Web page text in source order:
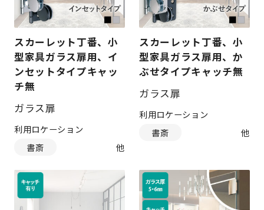
スカーレット丁番、小
型家具ガラス扉用、イ
ンセットタイプキャッ
チ無
ガラス扉
利用ロケーション
書斎
スカーレット丁番、小
型家具ガラス扉用、か
ぶせタイプキャッチ無
ガラス扉
利用ロケーション
書斎